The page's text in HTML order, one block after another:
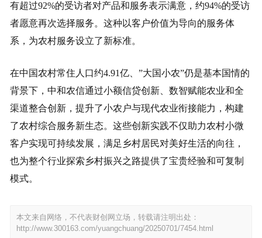
有超过92%的受访者对产品和服务表示满意，约94%的受访
者愿意再次选择服务。这种以客户价值为导向的服务体
系，为农村服务设立了新标准。
在中国农村常住人口约4.91亿、”大国小农”仍是基本国情的
背景下，中和农信通过小额信贷创新、数智赋能农业和全
渠道整合创新，提升了小农户与现代农业衔接能力，构建
了农村综合服务新生态。这些创新实践不仅助力农村小微
客户实现可持续发展，满足乡村居民对美好生活的向往，
也为整个行业探索乡村振兴之路提供了宝贵经验和可复制
模式。
本文来自网络，不代表财创网立场，转载请注明出处：
http://www.300163.com/yuangchuang/20250701/7454.html